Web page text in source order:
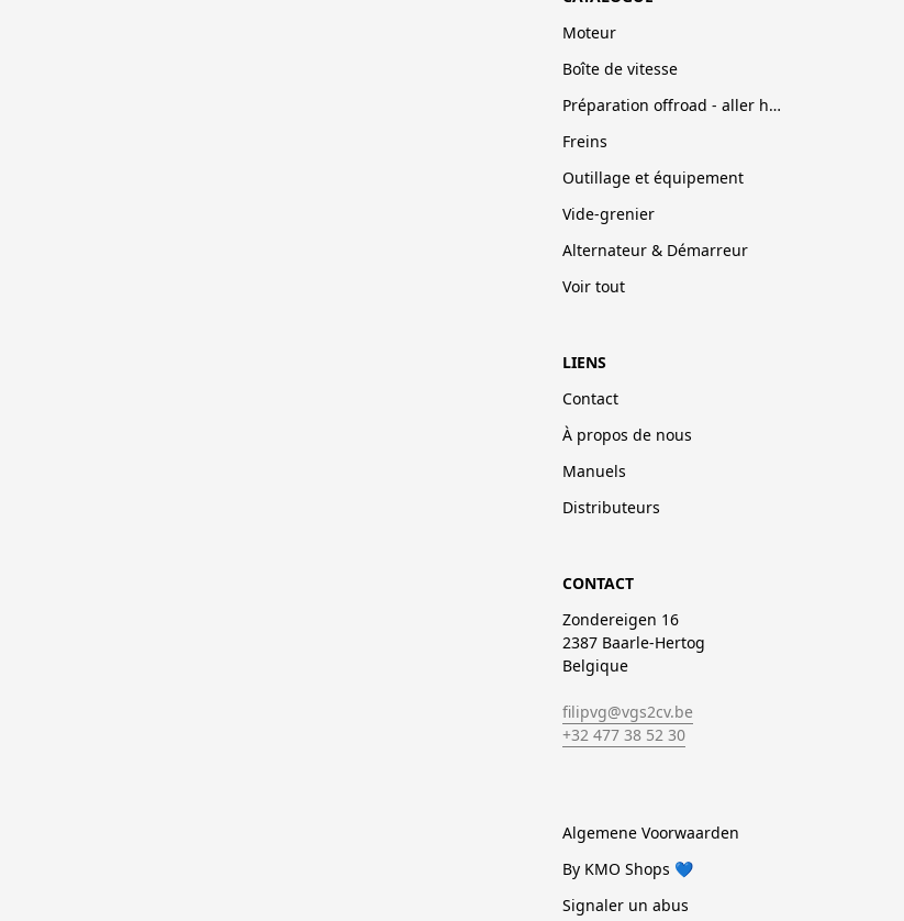
Moteur
Boîte de vitesse
Préparation offroad - aller hors-pistes
Freins
Outillage et équipement
Vide-grenier
Alternateur & Démarreur
Voir tout
LIENS
Contact
À propos de nous
Manuels
Distributeurs
CONTACT
Zondereigen 16
2387 Baarle-Hertog
Belgique
filipvg@vgs2cv.be
+32 477 38 52 30
Algemene Voorwaarden
By KMO Shops 💙
Signaler un abus